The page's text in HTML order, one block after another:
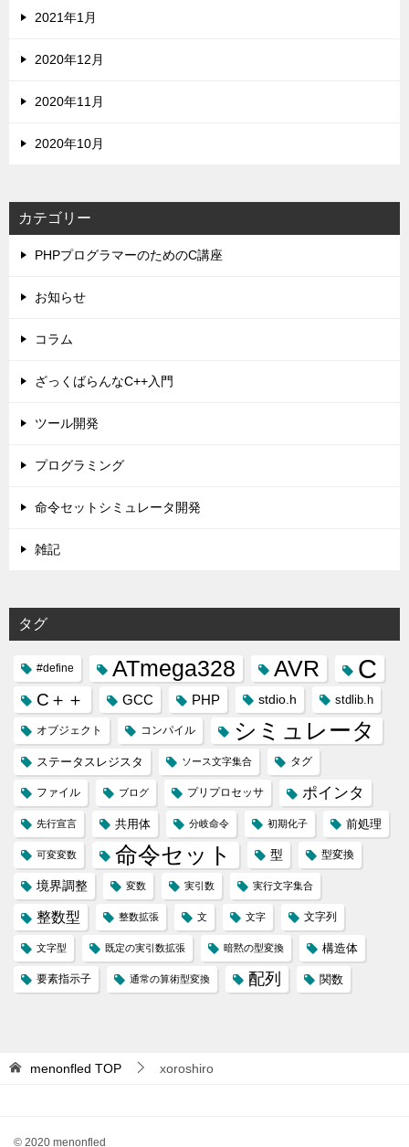
2021年1月
2020年12月
2020年11月
2020年10月
カテゴリー
PHPプログラマーのためのC講座
お知らせ
コラム
ざっくばらんなC++入門
ツール開発
プログラミング
命令セットシミュレータ開発
雑記
タグ
#define ATmega328 AVR C
C＋＋ GCC PHP stdio.h stdlib.h
オブジェクト コンパイル シミュレータ
ステータスレジスタ ソース文字集合 タグ
ファイル ブログ プリプロセッサ ポインタ
先行宣言 共用体 分岐命令 初期化子 前処理
可変変数 命令セット 型 型変換
境界調整 変数 実引数 実行文字集合
整数型 整数拡張 文 文字 文字列
文字型 既定の実引数拡張 暗黙の型変換 構造体
要素指示子 通常の算術型変換 配列 関数
menonfled TOP xoroshiro
© 2020 menonfled